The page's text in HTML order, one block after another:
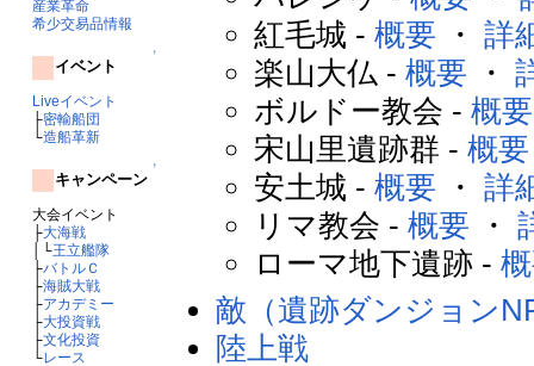
産業革命
希少交易品情報
↑
イベント
Liveイベント
├密輸船団
└造船革新
↑
キャンペーン
大会イベント
├大海戦
│└王立艦隊
├バトルＣ
├海賊大戦
├アカデミー
├大投資戦
├文化投資
└レース
紅毛城 -概要 ・詳
楽山大仏 -概要 ・
ボルドー教会 -概要
宋山里遺跡群 -概要
安土城 -概要 ・詳
リマ教会 -概要 ・
ローマ地下遺跡 -
敵（遺跡ダンジョン
陸上戦